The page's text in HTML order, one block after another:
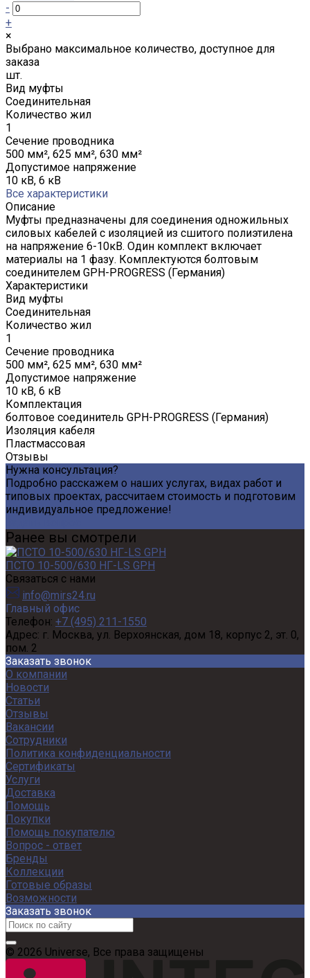
-
+
×
Выбрано максимальное количество, доступное для
заказа
шт.
Вид муфты
Соединительная
Количество жил
1
Сечение проводника
500 мм², 625 мм², 630 мм²
Допустимое напряжение
10 кВ, 6 кВ
Все характеристики
Описание
Муфты предназначены для соединения одножильных
силовых кабелей с изоляцией из сшитого полиэтилена
на напряжение 6-10кВ. Один комплект включает
материалы на 1 фазу. Комплектуются болтовым
соединителем GPH-PROGRESS (Германия)
Характеристики
Вид муфты
Соединительная
Количество жил
1
Сечение проводника
500 мм², 625 мм², 630 мм²
Допустимое напряжение
10 кВ, 6 кВ
Комплектация
болтовое соединитель GPH-PROGRESS (Германия)
Изоляция кабеля
Пластмассовая
Отзывы
Нужна консультация?
Подробно расскажем о наших услугах, видах работ и
типовых проектах, рассчитаем стоимость и подготовим
индивидуальное предложение!
Ранее вы смотрели
ПСТО 10-500/630 НГ-LS GPH
Связаться с нами
info@mirs24.ru
Главный офис
Телефон: +7 (495) 211-1550
Адрес: г. Москва, ул. Верхоянская, дом 18, корпус 2, эт. 0,
пом. 2
Заказать звонок
О компании
Новости
Статьи
Отзывы
Вакансии
Сотрудники
Политика конфиденциальности
Сертификаты
Услуги
Доставка
Помощь
Покупки
Помощь покупателю
Вопрос - ответ
Бренды
Коллекции
Готовые образы
Возможности
Заказать звонок
© 2026 Universe, Все права защищены